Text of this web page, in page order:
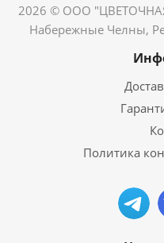
2026 © ООО
Набережные Челны,
Политика